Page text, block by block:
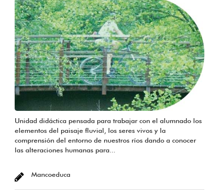
Unidad didáctica pensada para trabajar con el alumnado los
elementos del paisaje fluvial, los seres vivos y la
comprensión del entorno de nuestros ríos dando a conocer
las alteraciones humanas para...
Mancoeduca